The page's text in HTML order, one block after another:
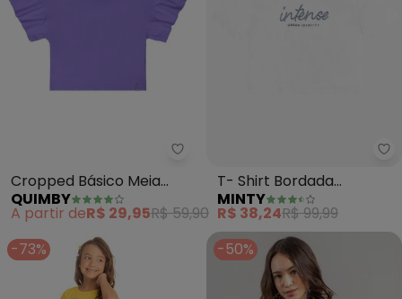
Quimby - Cropped Básico Meia
Cropped Básico Meia
Malha Menina (Roxo)
QUIMBY
A partir deR$ 29,95R$ 59,90
T- Shirt Bordada
Feminina (Branco)
MINTY
R$ 38,24R$ 99,99
-73%
-50%